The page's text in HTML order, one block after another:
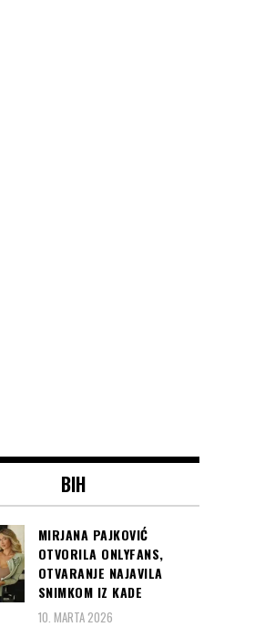
BIH
MIRJANA PAJKOVIĆ
OTVORILA ONLYFANS,
OTVARANJE NAJAVILA
SNIMKOM IZ KADE
10. MARTA 2026